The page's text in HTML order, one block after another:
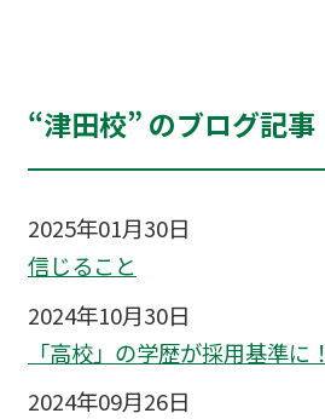
“津田校” のブログ記事
2025年01月30日
信じること
2024年10月30日
「高校」の学歴が採用基準に！
2024年09月26日